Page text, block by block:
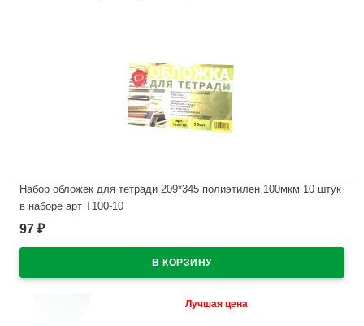
Набор обложек для тетради 209*345 полиэтилен 100мкм 10 штук
в наборе арт Т100-10
В наличии
97 ₽
Лучшая цена